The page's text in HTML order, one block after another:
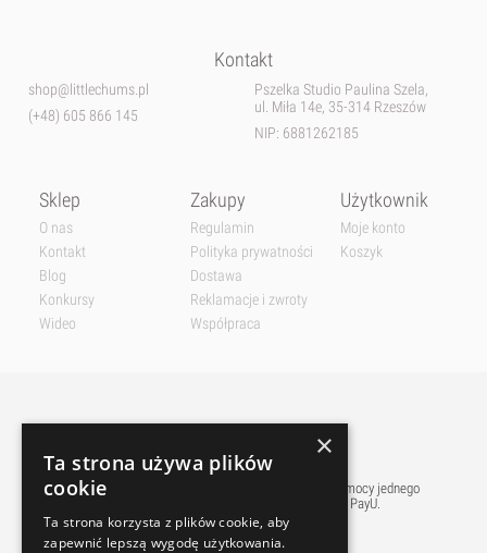
Kontakt
shop@littlechums.pl
(+48) 605 866 145
Pszelka Studio Paulina Szela,
ul. Miła 14e, 35-314 Rzeszów
NIP: 6881262185
Sklep
O nas
Kontakt
Blog
Konkursy
Wideo
Zakupy
Regulamin
Polityka prywatności
Dostawa
Reklamacje i zwroty
Współpraca
Użytkownik
Moje konto
Koszyk
Płatnośći w naszym sklepie realizowane są przy pomocy jednego
z najpopularniejszych w polsce pośredników PayU.
×
Ta strona używa plików
cookie
Ta strona korzysta z plików cookie, aby
zapewnić lepszą wygodę użytkowania.